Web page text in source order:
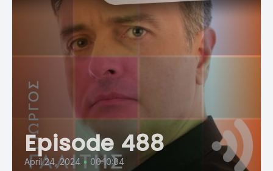
Episode 488
April 24, 2024 • 00:10:04